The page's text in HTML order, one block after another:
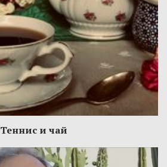
Теннис и чай